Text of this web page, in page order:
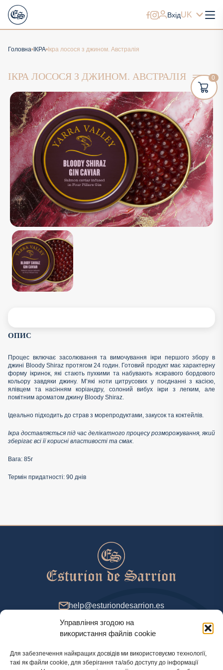
Управління згодою на
використання файлів cookie
Для забезпечення найкращих досвідів ми використовуємо технології,
такі як файли cookie, для зберігання та/або доступу до інформації
ВхідUK
Головна ІКРА Iкра лосося з джином. Австралія
IКРА ЛОСОСЯ З ДЖИНОМ. АВСТРАЛІЯ
ОПИС
Процес включає засолювання та вимочування ікри першого збору в
джині Bloody Shiraz протягом 24 годин. Готовий продукт має характерну
форму ікринок, які стають пухкими та набувають яскравого бордового
кольору завдяки джину. М’які ноти цитрусових у поєднанні з касією,
ялівцем та насінням коріандру, солоний вибух ікри з легким, але
помітним ароматом джину Bloody Shiraz.
Ідеально підходить до страв з морепродуктами, закусок та коктейлів.
Ікра доставляється під час делікатного процесу розморожування, який
зберігає всі її корисні властивості та смак.
Вага: 85г
Термін придатності: 90 днів
help@esturiondesarrion.es
з 9 до 18 (GMT+2) у будні
0